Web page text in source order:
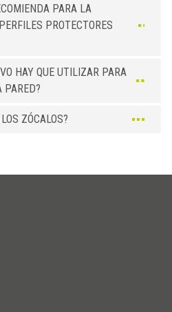
PARA LA
PROTECTORES
HAY QUE UTILIZAR PARA
PARED?
ZÓCALOS?